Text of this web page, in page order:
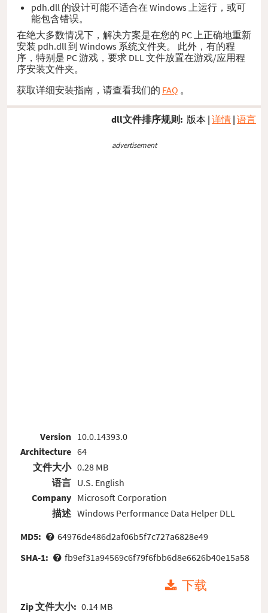
pdh.dll 的设计可能不适合在 Windows 上运行，或可
能包含错误。
在绝大多数情况下，解决方案是在您的 PC 上正确地重新
安装 pdh.dll 到 Windows 系统文件夹。 此外，有的程
序，特别是 PC 游戏，要求 DLL 文件放置在游戏/应用程
序安装文件夹。
获取详细安装指南，请查看我们的 FAQ 。
dll文件排序规则: 版本 | 详情 | 语言
advertisement
Version
Architecture
文件大小
语言
Company
描述
10.0.14393.0
64
0.28 MB
U.S. English
Microsoft Corporation
Windows Performance Data Helper DLL
MD5:
64976de486d2af06b5f7c727a6828e49
SHA-1:
fb9ef31a94569c6f79f6fbb6d8e6626b40e15a58
下载
Zip 文件大小: 0.14 MB